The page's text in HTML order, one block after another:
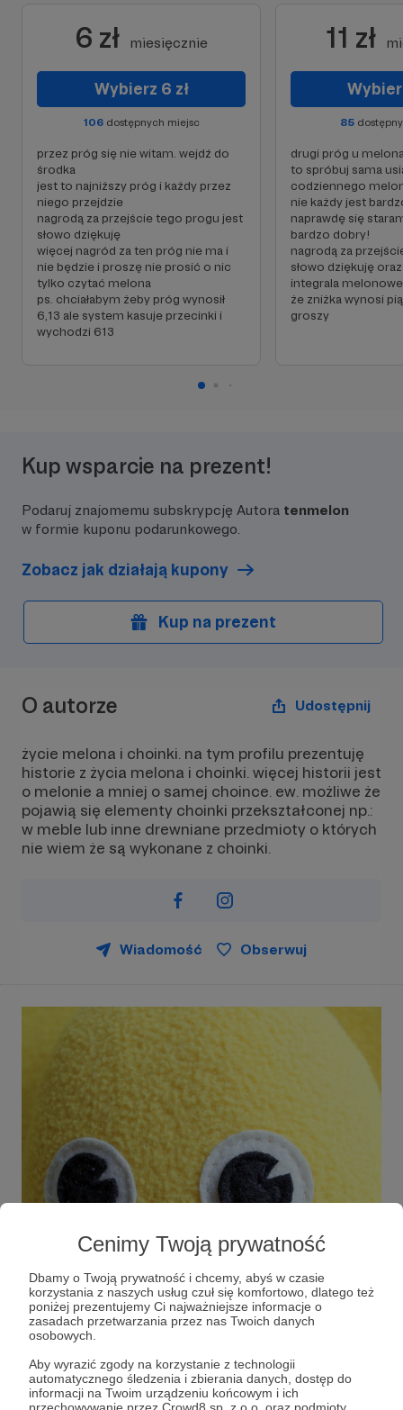
Cenimy Twoją prywatność
Dbamy o Twoją prywatność i chcemy, abyś w czasie
korzystania z naszych usług czuł się komfortowo, dlatego też
poniżej prezentujemy Ci najważniejsze informacje o
zasadach przetwarzania przez nas Twoich danych
osobowych.
Aby wyrazić zgody na korzystanie z technologii
automatycznego śledzenia i zbierania danych, dostęp do
informacji na Twoim urządzeniu końcowym i ich
6 zł miesięcznie
Wybierz 6 zł
106dostępnych miejsc
przez próg się nie witam. wejdź do
środka
jest to najniższy próg i każdy przez
niego przejdzie
nagrodą za przejście tego progu jest
słowo dziękuję
więcej nagród za ten próg nie ma i
nie będzie i proszę nie prosić o nic
tylko czytać melona
ps. chciałabym żeby próg wynosił
6,13 ale system kasuje przecinki i
wychodzi 613
11 zł
85
drugi próg u
to spróbuj sama
codziennego
nie każdy jest
naprawdę się
bardzo dobry!
nagrodą za
słowo dziękuję
integrala
że zniżka wynosi
groszy
Kup wsparcie na prezent!
Podaruj znajomemu subskrypcję Autora tenmelon
w formie kuponu podarunkowego.
Zobacz jak działają kupony
Kup na prezent
O autorze Udostępnij
życie melona i choinki. na tym profilu prezentuję
historie z życia melona i choinki. więcej historii jest
o melonie a mniej o samej choince. ew. możliwe że
pojawią się elementy choinki przekształconej np.:
w meble lub inne drewniane przedmioty o których
nie wiem że są wykonane z choinki.
Wiadomość Obserwuj
nazywam się melon i na tym należałoby